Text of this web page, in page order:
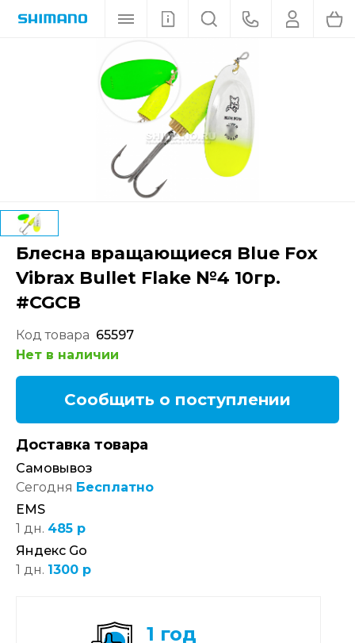
Блесна вращающиеся Blue Fox
Vibrax Bullet Flake №4 10гр.
#CGCB
Код товара 65597
Нет в наличии
Сообщить о поступлении
Доставка товара
Самовывоз
Сегодня Бесплатно
EMS
1 дн. 485 р
Яндекс Go
1 дн. 1300 р
1 год